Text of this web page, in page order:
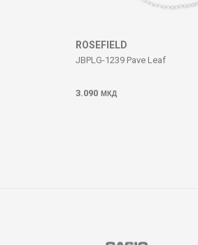
ROSEFIELD
JBPLG-1239 Pave Leaf
3.090 МКД